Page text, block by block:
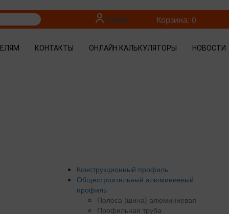
Войти Корзина: 0
КОНТАКТЫ ОНЛАЙН КАЛЬКУЛЯТОРЫ НОВОСТИ
Конструкционный профиль
Общестроительный алюминиевый
профиль
Полоса (шина) алюминиевая
Профильная труба